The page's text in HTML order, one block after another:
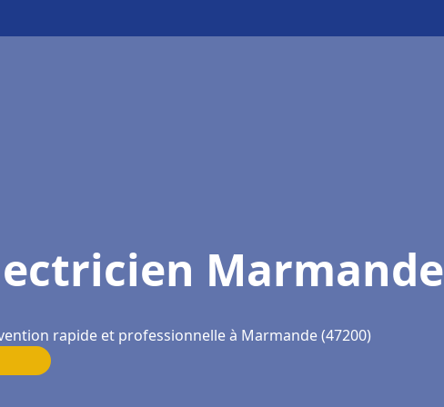
Marmande
rapide et professionnelle à Marmande (47200)